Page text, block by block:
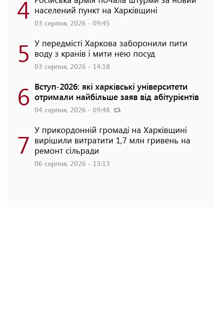
4 населений пункт на Харківщині
03 серпня, 2026 - 09:45
5 У передмісті Харкова заборонили пити
воду з кранів і мити нею посуд
03 серпня, 2026 - 14:18
6 Вступ-2026: які харківські університети
отримали найбільше заяв від абітурієнтів
04 серпня, 2026 - 09:48
7 У прикордонній громаді на Харківщині
вирішили витратити 1,7 млн гривень на
ремонт сільради
06 серпня, 2026 - 13:13